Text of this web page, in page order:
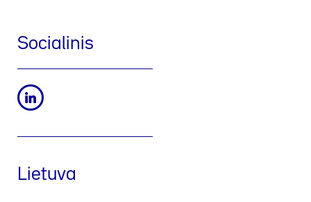
Socialinis
Lietuva